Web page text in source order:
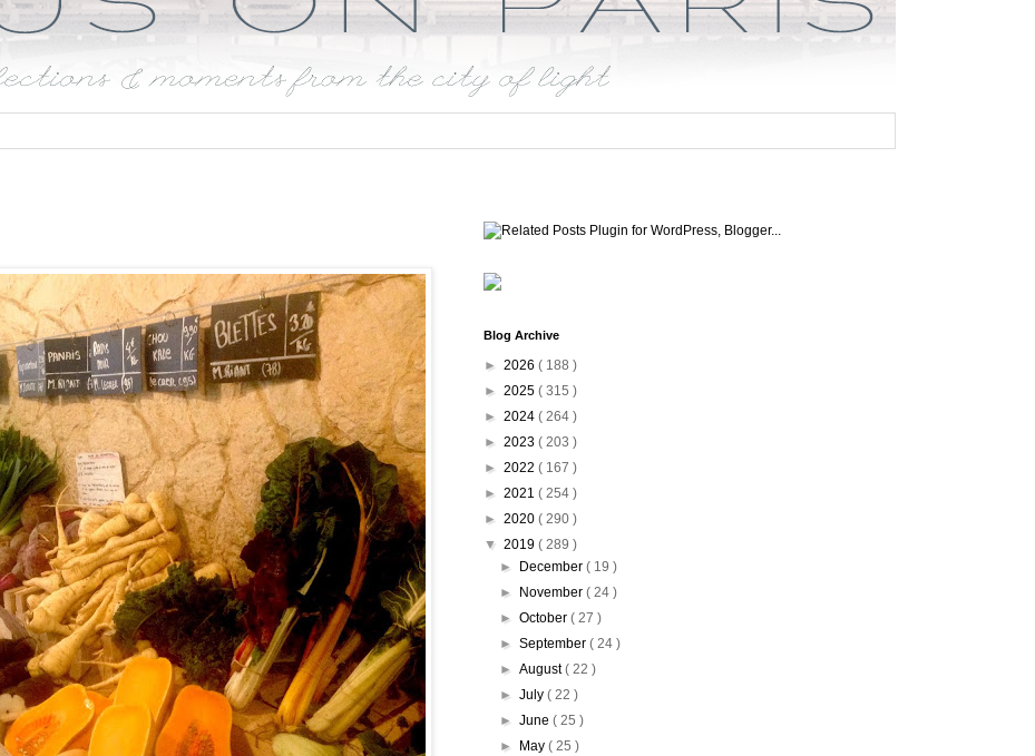
Blog Archive
► 2026 ( 188 )
► 2025 ( 315 )
► 2024 ( 264 )
► 2023 ( 203 )
► 2022 ( 167 )
► 2021 ( 254 )
► 2020 ( 290 )
▼ 2019 ( 289 )
►
December ( 19 )
►
November ( 24 )
► October ( 27 )
► September ( 24 )
► August( 22 )
► July ( 22 )
► June ( 25 )
►
May ( 25 )